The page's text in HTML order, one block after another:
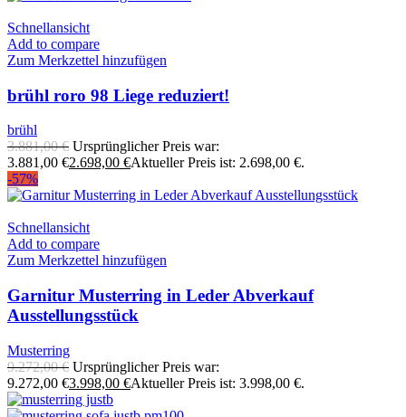
Schnellansicht
Add to compare
Zum Merkzettel hinzufügen
brühl roro 98 Liege reduziert!
brühl
3.881,00€ Ursprünglicher Preis war:
3.881,00 €2.698,00 €Aktueller Preis ist: 2.698,00 €.
-57%
Schnellansicht
Add to compare
Zum Merkzettel hinzufügen
Garnitur Musterring in Leder Abverkauf
Ausstellungsstück
Musterring
9.272,00€ Ursprünglicher Preis war:
9.272,00 €3.998,00 €Aktueller Preis ist: 3.998,00 €.